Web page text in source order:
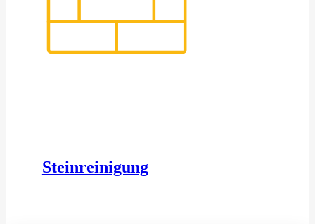
Steinreinigung